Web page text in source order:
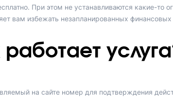
При этом не устанавливаются какие-то
вам избежать незапланированных
работает
на сайте номер для подтверждения